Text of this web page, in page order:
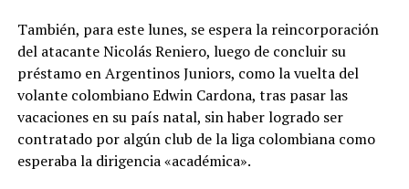
También, para este lunes, se espera la reincorporación
del atacante Nicolás Reniero, luego de concluir su
préstamo en Argentinos Juniors, como la vuelta del
volante colombiano Edwin Cardona, tras pasar las
vacaciones en su país natal, sin haber logrado ser
contratado por algún club de la liga colombiana como
esperaba la dirigencia «académica».